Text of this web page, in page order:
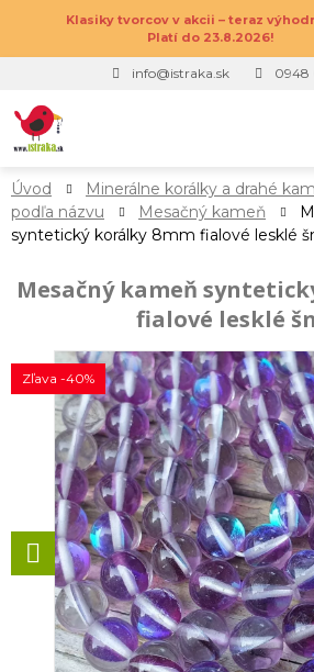
Klasiky tvorcov v akcii – teraz
Platí do 23.8.2026!
info@istraka.sk 0948
Úvod Minerálne korálky a drahé
podľa názvu
Mesačný kameň
syntetický korálky 8mm fialové lesklé
Mesačný kameň
fialové lesklé
Zľava -40%